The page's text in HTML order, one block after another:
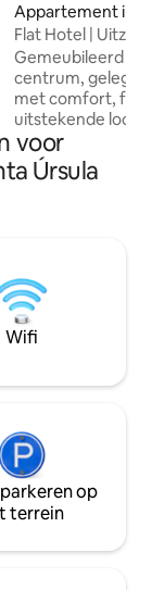
beoordeling van
Appartement in
eto
Flat Hotel |
Gemeubileerd
centrum, gelegen
met comfort,
uitstekende
met een
een woonkamer
volledig
fitnessruimte,
en 1
Toplocatie: op
van Shopping
voor
Úrsula
Wifi
op
terrein